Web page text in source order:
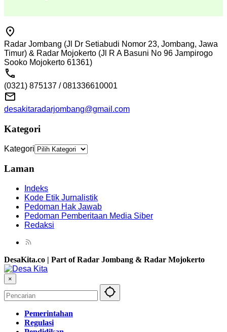
Radar Jombang (Jl Dr Setiabudi Nomor 23, Jombang, Jawa
Timur) & Radar Mojokerto (Jl R A Basuni No 96 Jampirogo
Sooko Mojokerto 61361)
(0321) 875137 / 081336610001
desakitaradarjombang@gmail.com
Kategori
Kategori
Laman
Indeks
Kode Etik Jurnalistik
Pedoman Hak Jawab
Pedoman Pemberitaan Media Siber
Redaksi
DesaKita.co | Part of Radar Jombang & Radar Mojokerto
×
Pemerintahan
Regulasi